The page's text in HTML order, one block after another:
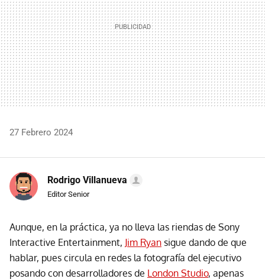
27 Febrero 2024
Rodrigo Villanueva
Editor Senior
Aunque, en la práctica, ya no lleva las riendas de Sony
Interactive Entertainment, Jim Ryan sigue dando de que
hablar, pues circula en redes la fotografía del ejecutivo
posando con desarrolladores de London Studio, apenas